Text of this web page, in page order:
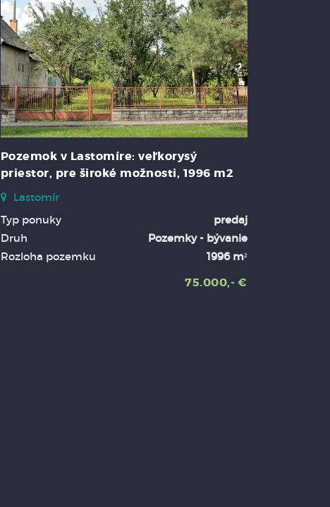
Pozemok v Lastomíre: veľkorysý
priestor, pre široké možnosti, 1996 m2
Lastomír
Typ ponuky
predaj
Druh
Pozemky - bývanie
Rozloha pozemku
1996 m²
75.000,- €